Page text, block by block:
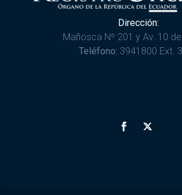
Dirección:
Mañosca Nº 201 y Av. 10
Teléfono: 3941800 Ext.